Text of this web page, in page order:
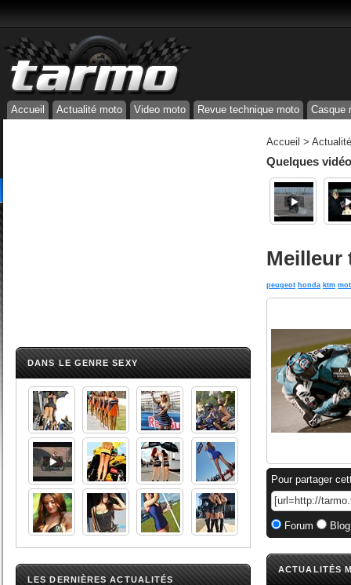
Accueil Actualité moto Video moto Revue technique moto Casque
DANS LE GENRE SEXY
LES DERNIÈRES ACTUALITÉS
Accueil >
Quelques
Meilleur
peugeot honda ktm
Pour partager
Forum
ACTUALITÉS